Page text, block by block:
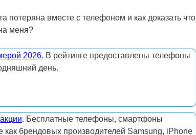
потеряна вместе с телефоном и как доказать что
меня?
2026. В рейтинге предоставлены телефоны
день.
. Бесплатные телефоны, смартфоны
как брендовых производителей Samsung, iPhone